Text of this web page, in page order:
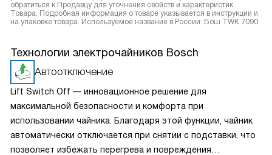
обратиться к Продавцу для уточнения свойств и характеристик
Товара. Подробная информация о товаре указывается в инструкции и
на упаковке товара. Используемое название в России: Бош TWK 7090
Технологии электрочайников Bosch
Автоотключение
Lift Switch Off — инновационное решение для
максимальной безопасности и комфорта при
использовании чайника. Благодаря этой функции, чайник
автоматически отключается при снятии с подставки, что
позволяет избежать перегрева и повреждения